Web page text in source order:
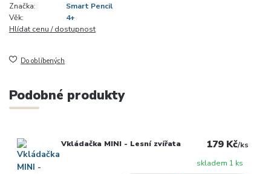
Značka:
Smart Pencil
Věk:
4+
Hlídat cenu / dostupnost
Do oblíbených
Podobné produkty
Vkládačka MINI - Lesní zvířata 179 Kč/ks
skladem 1 ks